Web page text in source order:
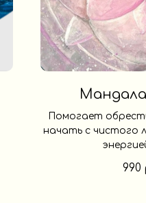
Помогает
начать с чистого
990